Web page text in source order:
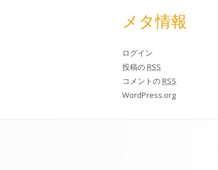
メタ情報
ログイン
投稿のRSS
コメントのRSS
WordPress.org